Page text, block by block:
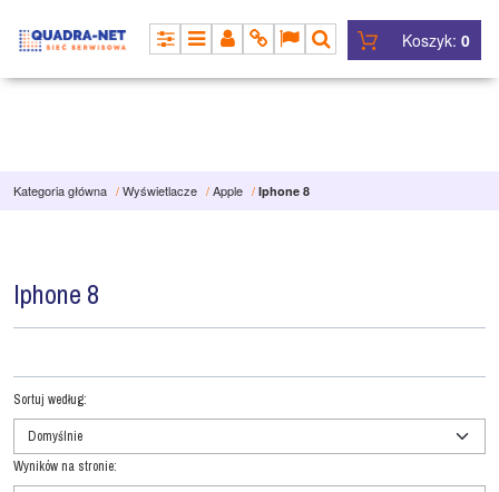
PANELMENUPANELINFOLANGSZUKAJ Koszyk: 0
Kategoria główna /Wyświetlacze /Apple / Iphone 8
Iphone 8
Sortuj według:
Wyników na stronie: